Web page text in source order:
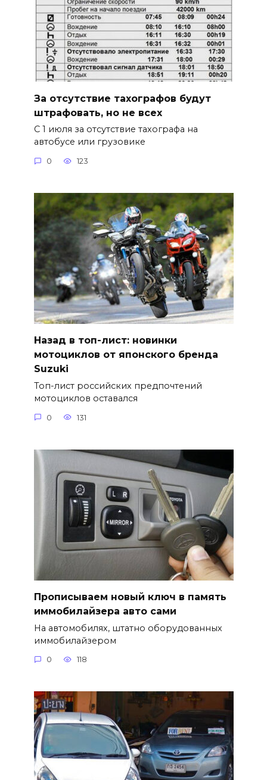
За отсутствие тахографов будут
штрафовать, но не всех
С 1 июля за отсутствие тахографа на
автобусе или грузовике
0 123
Назад в топ-лист: новинки
мотоциклов от японского бренда
Suzuki
Топ-лист российских предпочтений
мотоциклов оставался
0 131
Прописываем новый ключ в память
иммобилайзера авто сами
На автомобилях, штатно оборудованных
иммобилайзером
0 118